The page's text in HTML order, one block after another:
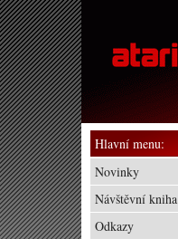
Hlavní menu:
Novinky
Návštěvní kniha
Odkazy